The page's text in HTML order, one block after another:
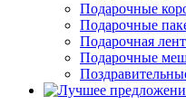
Подарочные
Подарочные
Подарочная
Подарочные